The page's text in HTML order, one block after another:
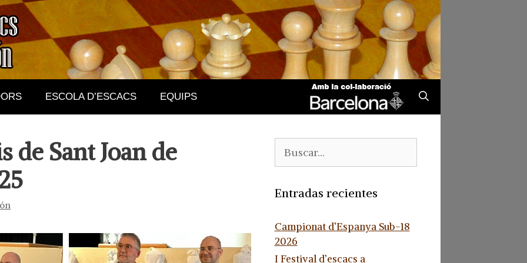
ESCOLA D’ESCACS EQUIPS
de Sant Joan de
Entradas recientes
Campionat d’Espanya Sub-18
2026
I Festival d’escacs a